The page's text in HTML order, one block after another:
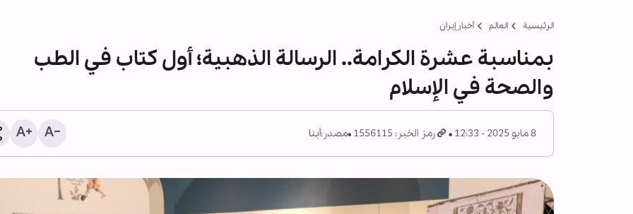
الرئيسية العالم أخبار إيران
بمناسبة عشرة الكرامة.. الرسالة الذهبية؛ أول كتاب في الطب
والصحة في الإسلام
8 مايو 2025 - 12:33 رمز الخبر: 1556115 مصدر:أبنا
تقرير مصور/ السادة الخدم
يواصلون تقديم خدماتهم